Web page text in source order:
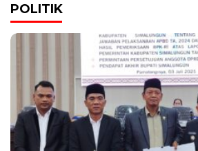
POLITIK